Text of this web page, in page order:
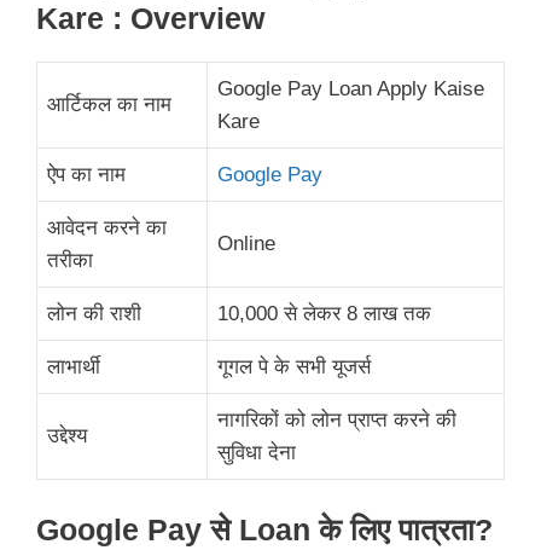
Kare : Overview
आर्टिकल का नाम
Google Pay Loan Apply Kaise
Kare
ऐप का नाम Google Pay
आवेदन करने का
तरीका
Online
लोन की राशी 10,000 से लेकर 8 लाख तक
लाभार्थी गूगल पे के सभी यूजर्स
उद्देश्य
नागरिकों को लोन प्राप्त करने की
सुविधा देना
Google Pay से Loan के लिए पात्रता?